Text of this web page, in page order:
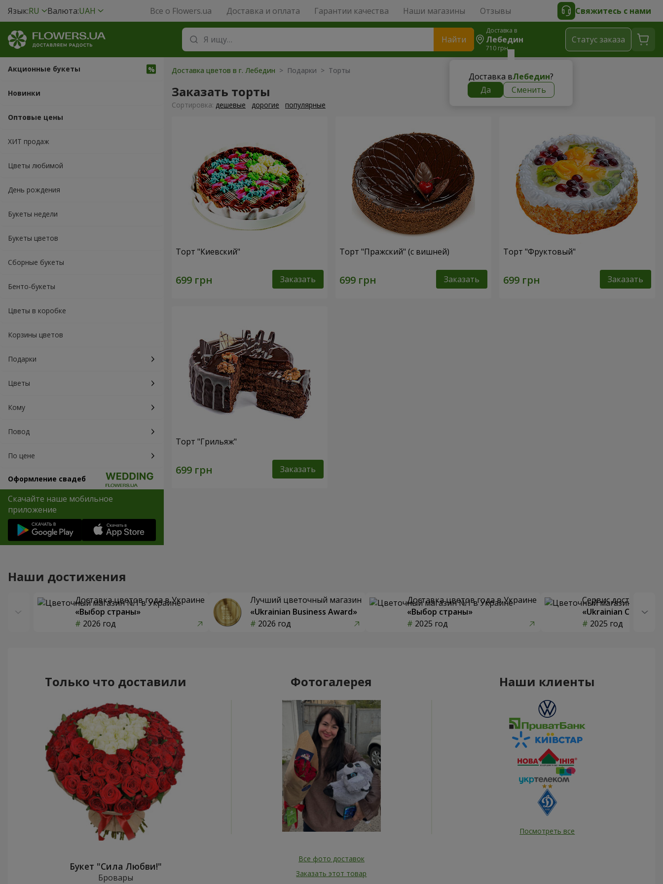
Язык:RU Валюта:UAH Все о Flowers.ua Доставка и оплата Гарантии качества Наши магазины Отзывы Свяжитесь с нами
Найти
Доставка в
Лебедин
710 грн
Доставка вЛебедин?
Да
Сменить
Cтатус заказа
Акционные букеты
Новинки
Оптовые цены
ХИТ продаж
Цветы любимой
День рождения
Букеты недели
Букеты цветов
Сборные букеты
Бенто-букеты
Цветы в коробке
Корзины цветов
Подарки
Цветы
Кому
Повод
По цене
Оформление свадеб
Скачайте наше мобильное
приложение
Доставка цветов в г. Лебедин > Подарки > Торты
Заказать торты
Cортировка: дешевые дорогие популярные
Торт "Киевский"
Заказать
Торт "Пражский" (с вишней)
Заказать
Торт "Фруктовый"
Заказать
Торт "Грильяж"
Заказать
Наши достижения
Доставка цветов года в Украине
«Выбор страны»
2026 год
Лучший цветочный магазин
«Ukrainian Business Award»
2026 год
Доставка цветов года в Украине
«Выбор страны»
2025 год
Сервис доставки
«Ukrainian Choice»
2025 год
Только что доставили
Букет "Сила Любви!"
Бровары
Фотогалерея
Все фото доставок
Заказать этот товар
Наши клиенты
Посмотреть все